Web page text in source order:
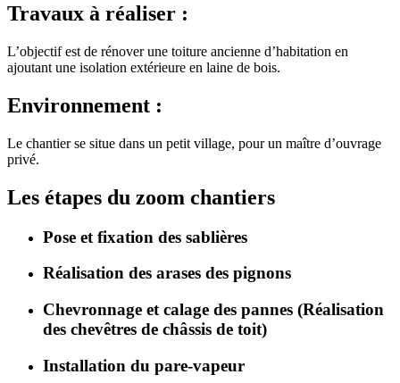
Travaux à réaliser :
L’objectif est de rénover une toiture ancienne d’habitation en
ajoutant une isolation extérieure en laine de bois.
Environnement :
Le chantier se situe dans un petit village, pour un maître d’ouvrage
privé.
Les étapes du zoom chantiers
Pose et fixation des sablières
Réalisation des arases des pignons
Chevronnage et calage des pannes (Réalisation
des chevêtres de châssis de toit)
Installation du pare-vapeur